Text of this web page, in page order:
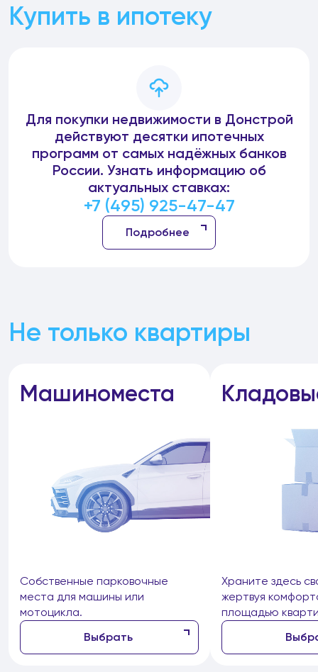
Купить в ипотеку
Для покупки недвижимости в Донстрой
действуют десятки ипотечных
программ от самых надёжных банков
России. Узнать информацию об
актуальных ставках:
+7 (495) 925-47-47
Подробнее
Не только квартиры
Машиноместа
Собственные парковочные
места для машины или
мотоцикла.
Выбрать
Храните здесь
жертвуя
площадью